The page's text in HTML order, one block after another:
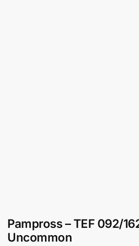
Pampross – TEF 092/
Uncommon